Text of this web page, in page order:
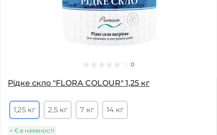
0
Рiдке скло "FLORA COLOUR" 1,25 кг
1,25 кг 2,5 кг 7 кг 14 кг
Є в наявності